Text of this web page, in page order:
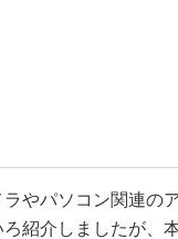
ラやパソコン関連の
ろ紹介しましたが、